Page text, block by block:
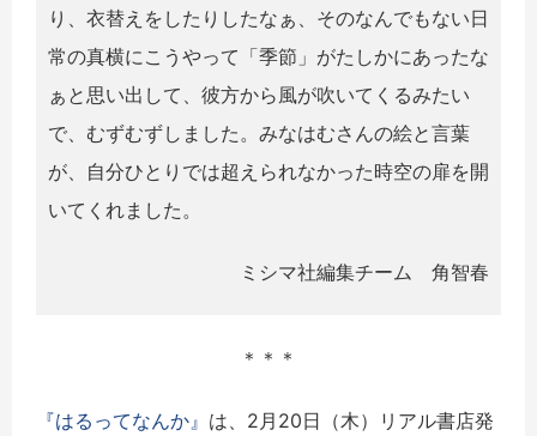
り、衣替えをしたりしたなぁ、そのなんでもない日
常の真横にこうやって「季節」がたしかにあったな
ぁと思い出して、彼方から風が吹いてくるみたい
で、むずむずしました。みなはむさんの絵と言葉
が、自分ひとりでは超えられなかった時空の扉を開
いてくれました。
ミシマ社編集チーム 角智春
＊＊＊
『はるってなんか』 は、2月20日（木）リアル書店発